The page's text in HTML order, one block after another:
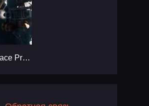
Kerbal Space Program 2